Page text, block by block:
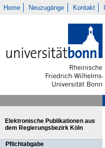
Home Neuzugänge Kontakt
Elektronische Publikationen aus
dem Regierungsbezirk Köln
Pflichtabgabe